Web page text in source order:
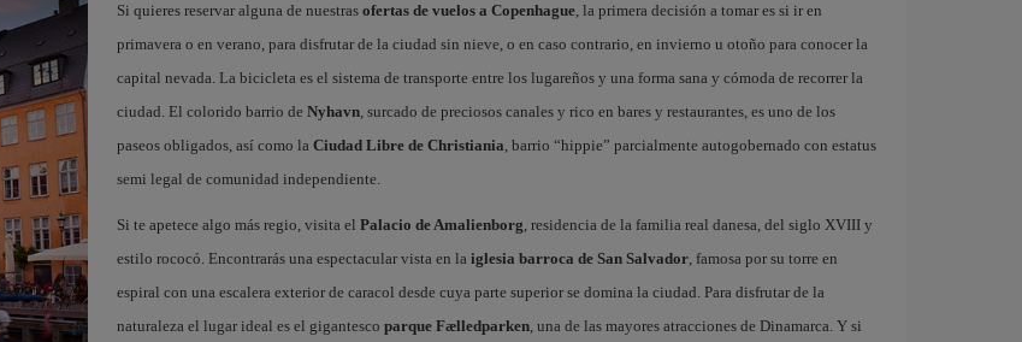
Si quieres reservar alguna de nuestras ofertas de vuelos a Copenhague, la primera decisión a tomar es si ir en
primavera o en verano, para disfrutar de la ciudad sin nieve, o en caso contrario, en invierno u otoño para conocer la
capital nevada. La bicicleta es el sistema de transporte entre los lugareños y una forma sana y cómoda de recorrer la
ciudad. El colorido barrio de Nyhavn, surcado de preciosos canales y rico en bares y restaurantes, es uno de los
paseos obligados, así como la Ciudad Libre de Christiania, barrio “hippie” parcialmente autogobernado con estatus
semi legal de comunidad independiente.
Si te apetece algo más regio, visita el Palacio de Amalienborg, residencia de la familia real danesa, del siglo XVIII y
estilo rococó. Encontrarás una espectacular vista en la iglesia barroca de San Salvador, famosa por su torre en
espiral con una escalera exterior de caracol desde cuya parte superior se domina la ciudad. Para disfrutar de la
naturaleza el lugar ideal es el gigantesco parque Fælledparken, una de las mayores atracciones de Dinamarca. Y si